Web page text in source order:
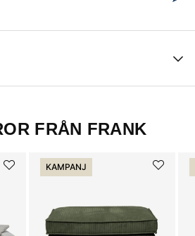
FRÅN FRANK
KAMPANJ